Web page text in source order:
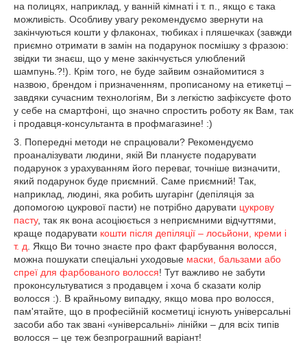
на полицях, наприклад, у ванній кімнаті і т. п., якщо є така
можливість. Особливу увагу рекомендуємо звернути на
закінчуються кошти у флаконах, тюбиках і пляшечках (завжди
приємно отримати в замін на подарунок посмішку з фразою:
звідки ти знаєш, що у мене закінчується улюблений
шампунь.?!). Крім того, не буде зайвим ознайомитися з
назвою, брендом і призначенням, прописаному на етикетці –
завдяки сучасним технологіям, Ви з легкістю зафіксуєте фото
у себе на смартфоні, що значно спростить роботу як Вам, так
і продавця-консультанта в профмагазине! :)
3. Попередні методи не спрацювали? Рекомендуємо
проаналізувати людини, якій Ви плануєте подарувати
подарунок з урахуванням його переваг, точніше визначити,
який подарунок буде приємний. Саме приємний! Так,
наприклад, людині, яка робить шугарінг (депіляція за
допомогою цукрової пасти) не потрібно дарувати цукрову
пасту, так як вона асоціюється з неприємними відчуттями,
краще подарувати кошти після депіляції – лосьйони, креми і
т. д . Якщо Ви точно знаєте про факт фарбування волосся,
можна пошукати спеціальні уходовые маски, бальзами або
спреї для фарбованого волосся! Тут важливо не забути
проконсультуватися з продавцем і хоча б сказати колір
волосся :). В крайньому випадку, якщо мова про волосся,
пам'ятайте, що в професійній косметиці існують універсальні
засоби або так звані «універсальні» лінійки – для всіх типів
волосся – це теж безпрограшний варіант!